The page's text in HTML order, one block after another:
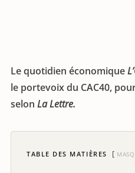
Le quotidien économique
le portevoix du CAC40,
selon La Lettre.
TABLE DES MATIÈRES